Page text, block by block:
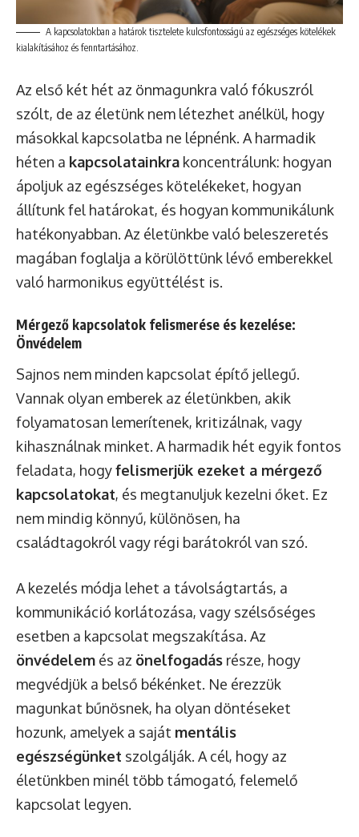
A kapcsolatokban a határok tisztelete kulcsfontosságú az egészséges kötelékek
kialakításához és fenntartásához.
Az első két hét az önmagunkra való fókuszról
szólt, de az életünk nem létezhet anélkül, hogy
másokkal kapcsolatba ne lépnénk. A harmadik
héten a kapcsolatainkra koncentrálunk: hogyan
ápoljuk az egészséges kötelékeket, hogyan
állítunk fel határokat, és hogyan kommunikálunk
hatékonyabban. Az életünkbe való beleszeretés
magában foglalja a körülöttünk lévő emberekkel
való harmonikus együttélést is.
Mérgező kapcsolatok felismerése és kezelése:
Önvédelem
Sajnos nem minden kapcsolat építő jellegű.
Vannak olyan emberek az életünkben, akik
folyamatosan lemerítenek, kritizálnak, vagy
kihasználnak minket. A harmadik hét egyik fontos
feladata, hogyfelismerjük ezeket a mérgező
kapcsolatokat, és megtanuljuk kezelni őket. Ez
nem mindig könnyű, különösen, ha
családtagokról vagy régi barátokról van szó.
A kezelés módja lehet a távolságtartás, a
kommunikáció korlátozása, vagy szélsőséges
esetben a kapcsolat megszakítása. Az
önvédelem és az önelfogadás része, hogy
megvédjük a belső békénket. Ne érezzük
magunkat bűnösnek, ha olyan döntéseket
hozunk, amelyek a saját mentális
egészségünket szolgálják. A cél, hogy az
életünkben minél több támogató, felemelő
kapcsolat legyen.